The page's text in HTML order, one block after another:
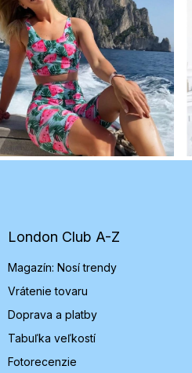
e
London Club A-Z
Magazín: Nosí trendy
Vrátenie tovaru
Doprava a platby
Tabuľka veľkostí
Fotorecenzie